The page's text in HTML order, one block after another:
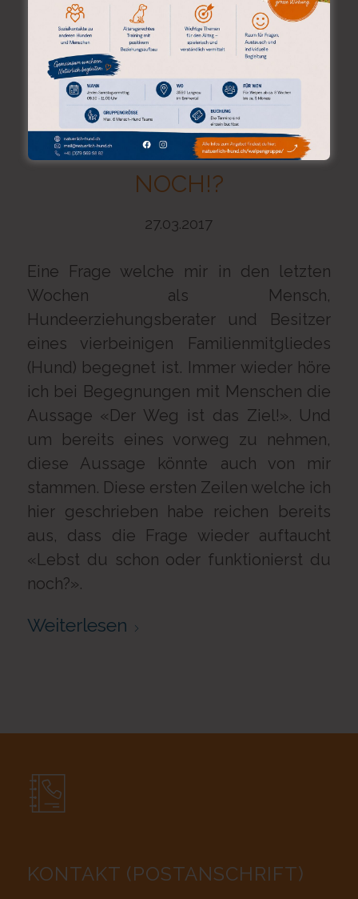
Weiterlesen
LEBST DU SCHON ODER
FUNKTIONIERST DU
NOCH!?
27.03.2017
Eine Frage welche mir in den letzten
Wochen als Mensch,
Hundeerziehungsberater und Besitzer
eines vierbeinigen Familienmitgliedes
(Hund) begegnet ist. Immer wieder höre
ich bei Begegnungen mit Menschen die
Aussage «Der Weg ist das Ziel!». Und
um bereits eines vorweg zu nehmen,
diese Aussage könnte auch von mir
stammen. Diese ersten Zeilen welche ich
hier geschrieben habe reichen bereits
aus, dass die Frage wieder auftaucht
«Lebst du schon oder funktionierst du
noch?».
Weiterlesen
KONTAKT (POSTANSCHRIFT)